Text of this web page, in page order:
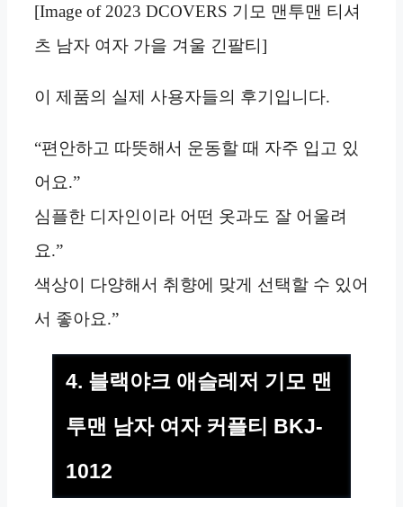
[Image of 2023 DCOVERS 기모 맨투맨 티셔
츠 남자 여자 가을 겨울 긴팔티]
이 제품의 실제 사용자들의 후기입니다.
“편안하고 따뜻해서 운동할 때 자주 입고 있
어요.”
심플한 디자인이라 어떤 옷과도 잘 어울려
요.”
색상이 다양해서 취향에 맞게 선택할 수 있어
서 좋아요.”
4. 블랙야크 애슬레저 기모 맨
투맨 남자 여자 커플티 BKJ-
1012